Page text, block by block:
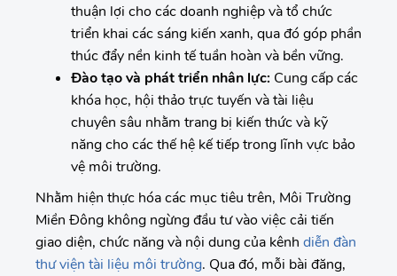
thuận lợi cho các doanh nghiệp và tổ chức
triển khai các sáng kiến xanh, qua đó góp phần
thúc đẩy nền kinh tế tuần hoàn và bền vững.
Đào tạo và phát triển nhân lực: Cung cấp các
khóa học, hội thảo trực tuyến và tài liệu
chuyên sâu nhằm trang bị kiến thức và kỹ
năng cho các thế hệ kế tiếp trong lĩnh vực bảo
vệ môi trường.
Nhằm hiện thực hóa các mục tiêu trên, Môi Trường
Miền Đông không ngừng đầu tư vào việc cải tiến
giao diện, chức năng và nội dung của kênh diễn đàn
thư viện tài liệu môi trường. Qua đó, mỗi bài đăng,